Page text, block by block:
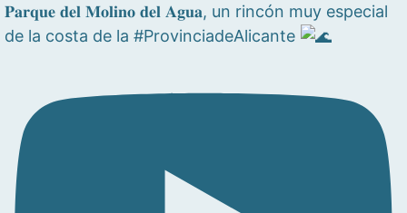
𝐏𝐚𝐫𝐪𝐮𝐞 𝐝𝐞𝐥 𝐌𝐨𝐥𝐢𝐧𝐨 𝐝𝐞𝐥 𝐀𝐠𝐮𝐚, un rincón muy especial
de la costa de la #ProvinciadeAlicante